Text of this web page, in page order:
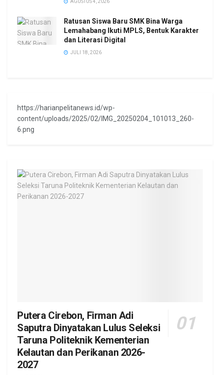
AGUSTUS 4, 2026
Ratusan Siswa Baru SMK Bina Warga
Lemahabang Ikuti MPLS, Bentuk Karakter
dan Literasi Digital
JULI 18, 2026
https://harianpelitanews.id/wp-
content/uploads/2025/02/IMG_20250204_101013_260-
6.png
Putera Cirebon, Firman Adi
Saputra Dinyatakan Lulus Seleksi
Taruna Politeknik Kementerian
Kelautan dan Perikanan 2026-
2027